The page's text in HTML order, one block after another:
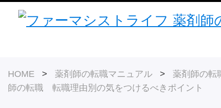
HOME > 薬剤師の転職マニュアル > 薬剤師の転
師の転職 転職理由別の気をつけるべきポイント